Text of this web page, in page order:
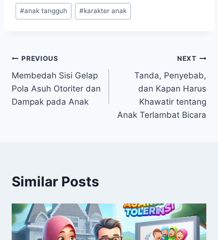
Post
Tags:
#anak tangguh #karakter anak
Navigasi
pos
PREVIOUS
Membedah Sisi Gelap
Pola Asuh Otoriter dan
Dampak pada Anak
NEXT
Tanda, Penyebab,
dan Kapan Harus
Khawatir tentang
Anak Terlambat Bicara
Similar Posts